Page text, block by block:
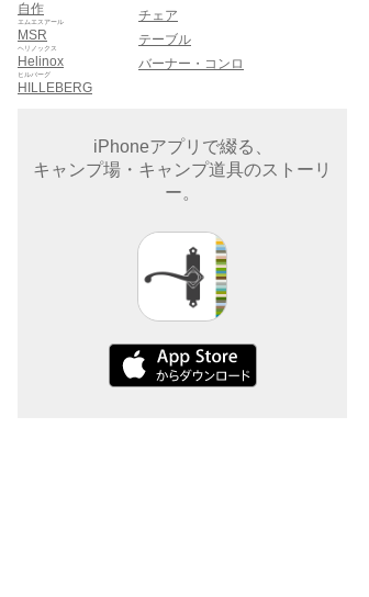
自作
MSR
エムエスアール
Helinox
ヘリノックス
HILLEBERG
ヒルバーグ
チェア
テーブル
バーナー・コンロ
iPhoneアプリで綴る、
キャンプ場・キャンプ道具のストーリ
ー。